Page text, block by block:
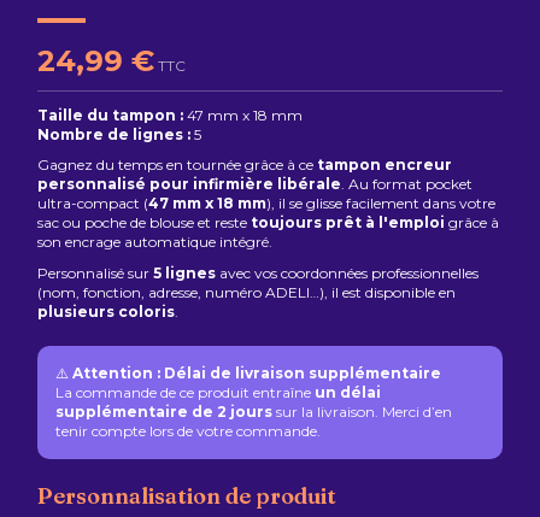
24,99 € TTC
Taille du tampon : 47 mm x 18 mm
Nombre de lignes : 5
Gagnez du temps en tournée grâce à ce tampon encreur
personnalisé pour infirmière libérale. Au format pocket
ultra-compact (47 mm x 18 mm), il se glisse facilement dans votre
sac ou poche de blouse et reste toujours prêt à l'emploi grâce à
son encrage automatique intégré.
Personnalisé sur 5 lignes avec vos coordonnées professionnelles
(nom, fonction, adresse, numéro ADELI…), il est disponible en
plusieurs coloris
⚠️ Attention : Délai de livraison supplémentaire
La commande de ce produit entraîne un délai
supplémentaire de 2 jours sur la livraison. Merci d’en
tenir compte lors de votre commande.
Personnalisation de produit